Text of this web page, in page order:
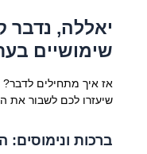
יאללה, נדבר
שימושיים
אז איך מתחילים לדבר?
שיעזרו לכם לשבור את
ברכות